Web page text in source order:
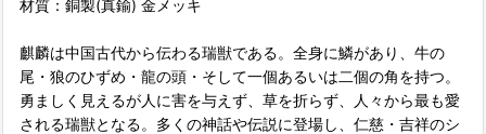
材質：銅製(真鍮) 金メッキ
麒麟は中国古代から伝わる瑞獣である。全身に鱗があり、牛の
尾・狼のひずめ・龍の頭・そして一個あるいは二個の角を持つ。
勇ましく見えるが人に害を与えず、草を折らず、人々から最も愛
される瑞獣となる。多くの神話や伝説に登場し、仁慈・吉祥のシ